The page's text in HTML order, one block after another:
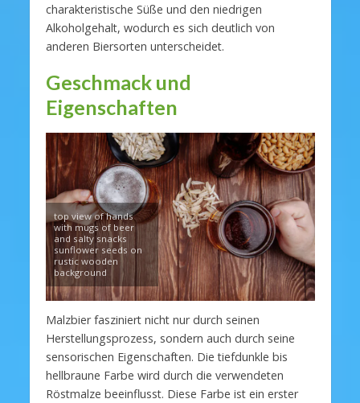
charakteristische Süße und den niedrigen
Alkoholgehalt, wodurch es sich deutlich von
anderen Biersorten unterscheidet.
Geschmack und
Eigenschaften
top view of hands
with mugs of beer
and salty snacks
sunflower seeds on
rustic wooden
background
Malzbier fasziniert nicht nur durch seinen
Herstellungsprozess, sondern auch durch seine
sensorischen Eigenschaften. Die tiefdunkle bis
hellbraune Farbe wird durch die verwendeten
Röstmalze beeinflusst. Diese Farbe ist ein erster